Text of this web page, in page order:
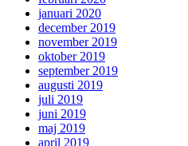
januari 2020
december 2019
november 2019
oktober 2019
september 2019
augusti 2019
juli 2019
juni 2019
maj 2019
april 2019